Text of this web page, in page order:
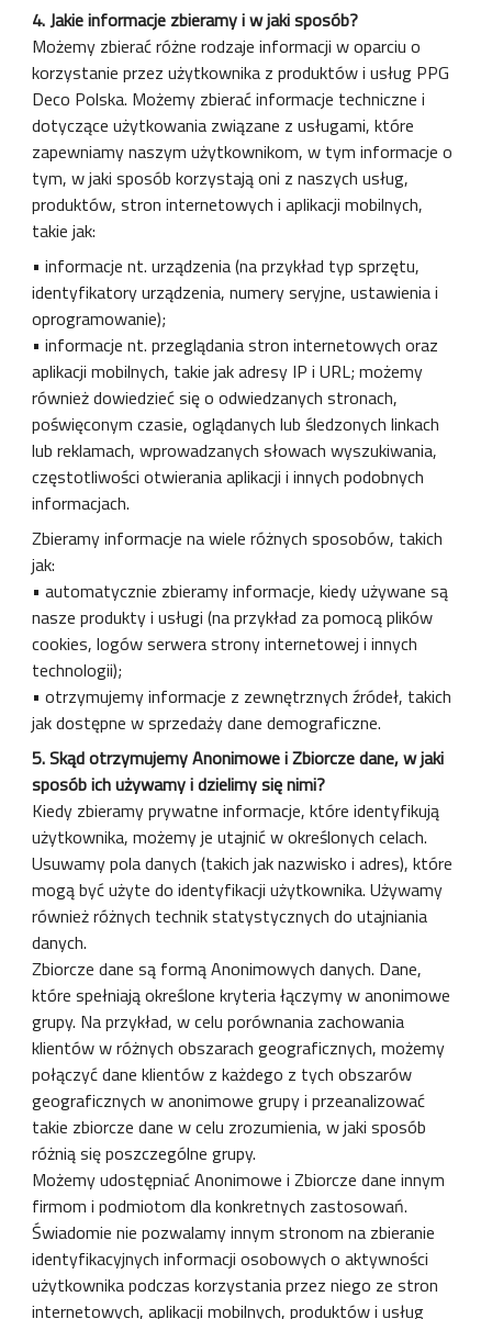
4. Jakie informacje zbieramy i w jaki sposób?
Możemy zbierać różne rodzaje informacji w oparciu o
korzystanie przez użytkownika z produktów i usług PPG
Deco Polska. Możemy zbierać informacje techniczne i
dotyczące użytkowania związane z usługami, które
zapewniamy naszym użytkownikom, w tym informacje o
tym, w jaki sposób korzystają oni z naszych usług,
produktów, stron internetowych i aplikacji mobilnych,
takie jak:
• informacje nt. urządzenia (na przykład typ sprzętu,
identyfikatory urządzenia, numery seryjne, ustawienia i
oprogramowanie);
• informacje nt. przeglądania stron internetowych oraz
aplikacji mobilnych, takie jak adresy IP i URL; możemy
również dowiedzieć się o odwiedzanych stronach,
poświęconym czasie, oglądanych lub śledzonych linkach
lub reklamach, wprowadzanych słowach wyszukiwania,
częstotliwości otwierania aplikacji i innych podobnych
informacjach.
Zbieramy informacje na wiele różnych sposobów, takich
jak:
• automatycznie zbieramy informacje, kiedy używane są
nasze produkty i usługi (na przykład za pomocą plików
cookies, logów serwera strony internetowej i innych
technologii);
• otrzymujemy informacje z zewnętrznych źródeł, takich
jak dostępne w sprzedaży dane demograficzne.
5. Skąd otrzymujemy Anonimowe i Zbiorcze dane, w jaki
sposób ich używamy i dzielimy się nimi?
Kiedy zbieramy prywatne informacje, które identyfikują
użytkownika, możemy je utajnić w określonych celach.
Usuwamy pola danych (takich jak nazwisko i adres), które
mogą być użyte do identyfikacji użytkownika. Używamy
również różnych technik statystycznych do utajniania
danych.
Zbiorcze dane są formą Anonimowych danych. Dane,
które spełniają określone kryteria łączymy w anonimowe
grupy. Na przykład, w celu porównania zachowania
klientów w różnych obszarach geograficznych, możemy
połączyć dane klientów z każdego z tych obszarów
geograficznych w anonimowe grupy i przeanalizować
takie zbiorcze dane w celu zrozumienia, w jaki sposób
różnią się poszczególne grupy.
Możemy udostępniać Anonimowe i Zbiorcze dane innym
firmom i podmiotom dla konkretnych zastosowań.
Świadomie nie pozwalamy innym stronom na zbieranie
identyfikacyjnych informacji osobowych o aktywności
użytkownika podczas korzystania przez niego ze stron
internetowych, aplikacji mobilnych, produktów i usług